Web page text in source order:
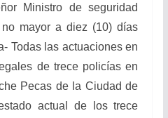
Ministro de seguridad
mayor a diez (10) días
Todas las actuaciones en
de trece policías en
Pecas de la Ciudad de
actual de los trece